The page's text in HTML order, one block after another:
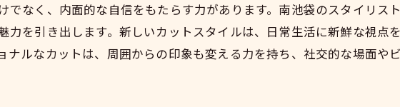
豊島区南池袋で人気のカット技術の魅力とは
南池袋のカット技術が人気の理由
注目のカット技術とその効果
でなく、内面的な自信をもたらす力があります。南池袋のスタイリス
力を引き出します。新しいカットスタイルは、日常生活に新鮮な視点
ナルなカットは、周囲からの印象も変える力を持ち、社交的な場面や